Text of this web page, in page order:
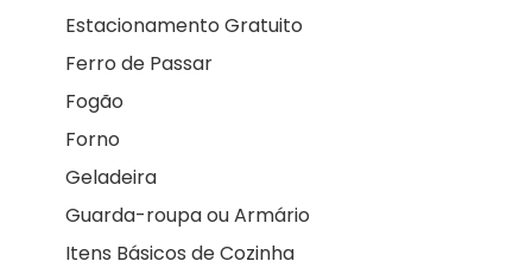
Estacionamento Gratuito
Ferro de Passar
Fogão
Forno
Geladeira
Guarda-roupa ou Armário
Itens Básicos de Cozinha